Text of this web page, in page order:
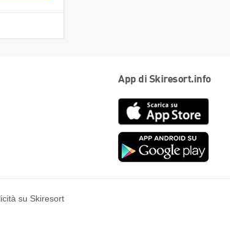
App di Skiresort.info
su Skiresort